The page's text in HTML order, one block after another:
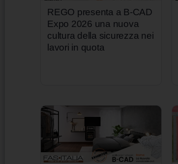
REGO presenta a B-CAD
Expo 2026 una nuova
cultura della sicurezza nei
lavori in quota